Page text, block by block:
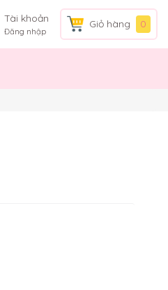
Tài khoản
Đăng nhập
Giỏ hàng 0